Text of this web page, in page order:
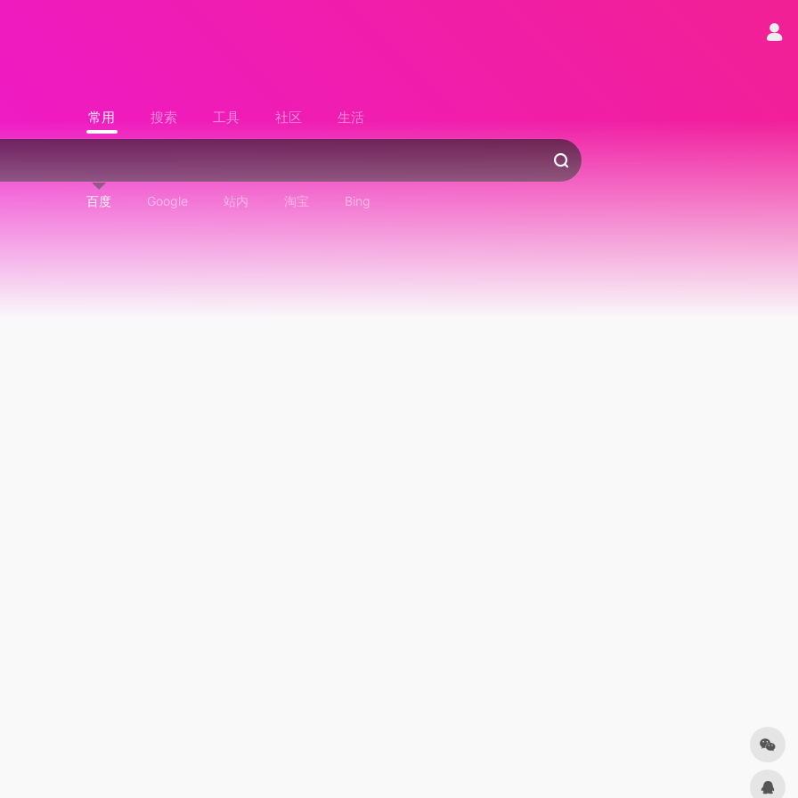
常用 搜索 工具 社区 生活
百度 Google 站内 淘宝 Bing